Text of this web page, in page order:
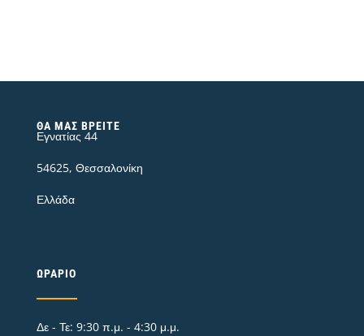
ΘΑ ΜΑΣ ΒΡΕΊΤΕ
Εγνατίας 44
54625, Θεσσαλονίκη
Ελλάδα
ΩΡΆΡΙΟ
Δε - Τε: 9:30 π.μ. - 4:30 μ.μ.